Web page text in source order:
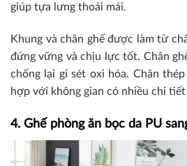
giúp tựa lưng thoải mái.
Khung và chân ghế được làm từ
đứng vững và chịu lực tốt. Chân
chống lại gỉ sét oxi hóa. Chân
hợp với không gian có nhiều chi tiết
4. Ghế phòng ăn bọc da PU